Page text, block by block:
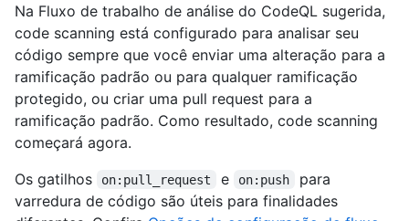
Na Fluxo de trabalho de análise do CodeQL sugerida,
code scanning está configurado para analisar seu
código sempre que você enviar uma alteração para a
ramificação padrão ou para qualquer ramificação
protegido, ou criar uma pull request para a
ramificação padrão. Como resultado, code scanning
começará agora.
Os gatilhos
on:pull_request e on:push
para
varredura de código são úteis para finalidades